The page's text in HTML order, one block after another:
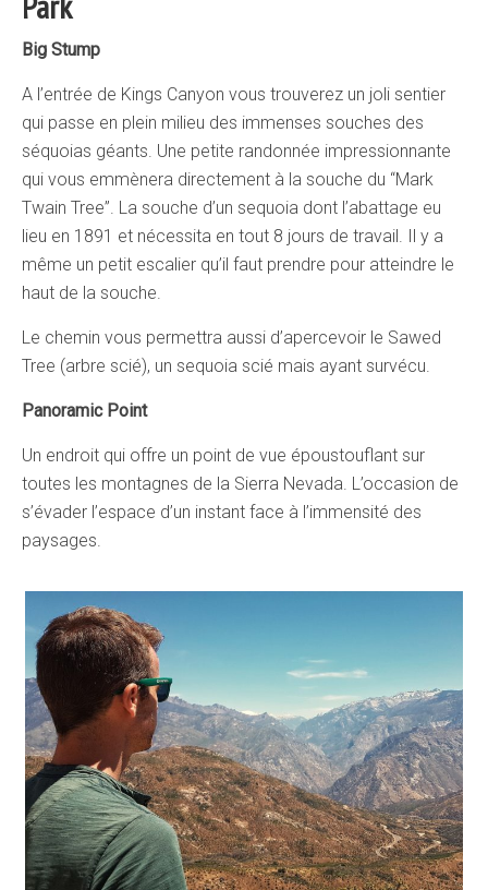
Big Stump
A l’entrée de Kings Canyon vous trouverez un joli sentier
qui passe en plein milieu des immenses souches des
séquoias géants. Une petite randonnée impressionnante
qui vous emmènera directement à la souche du “Mark
Twain Tree”. La souche d’un sequoia dont l’abattage eu
lieu en 1891 et nécessita en tout 8 jours de travail. Il y a
même un petit escalier qu’il faut prendre pour atteindre le
haut de la souche.
Le chemin vous permettra aussi d’apercevoir le Sawed
Tree (arbre scié), un sequoia scié mais ayant survécu.
Panoramic Point
Un endroit qui offre un point de vue époustouflant sur
toutes les montagnes de la Sierra Nevada. L’occasion de
s’évader l’espace d’un instant face à l’immensité des
paysages.